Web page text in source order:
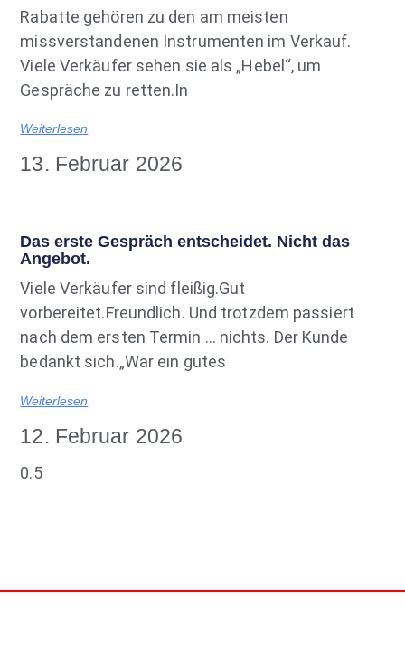
Rabatte gehören zu den am meisten
missverstandenen Instrumenten im Verkauf.
Viele Verkäufer sehen sie als „Hebel“, um
Gespräche zu retten.In
Weiterlesen
13. Februar 2026
Das erste Gespräch entscheidet. Nicht das
Angebot.
Viele Verkäufer sind fleißig.Gut
vorbereitet.Freundlich. Und trotzdem passiert
nach dem ersten Termin … nichts. Der Kunde
bedankt sich.„War ein gutes
Weiterlesen
12. Februar 2026